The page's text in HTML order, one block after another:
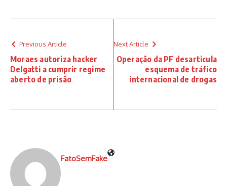
Previous Article
Moraes autoriza hacker
Delgatti a cumprir regime
aberto de prisão
Next Article
Operação da PF desarticula
esquema de tráfico
internacional de drogas
FatoSemFake